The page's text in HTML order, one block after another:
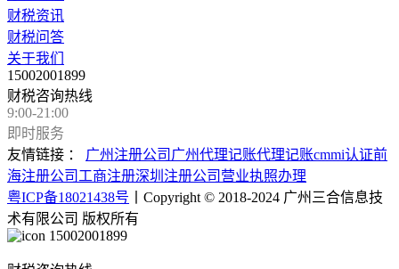
财税资讯
财税问答
关于我们
15002001899
财税咨询热线
9:00-21:00
即时服务
友情链接 ：
广州注册公司 广州代理记账代理记账cmmi认证前
海注册公司工商注册深圳注册公司 营业执照办理
粤ICP备18021438号 丨Copyright © 2018-2024 广州三合信息技
术有限公司 版权所有
15002001899